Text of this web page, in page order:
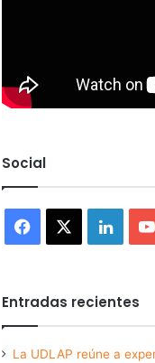
Social
Facebook
Entradas recientes
La UDLAP reúne a